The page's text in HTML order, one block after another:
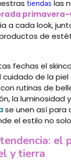
tiendas las
primavera-
a cada look,
de
fechas el
cuidado de la
rutinas de
la luminosidad
se unen así para
el estilo no
el
y tierra